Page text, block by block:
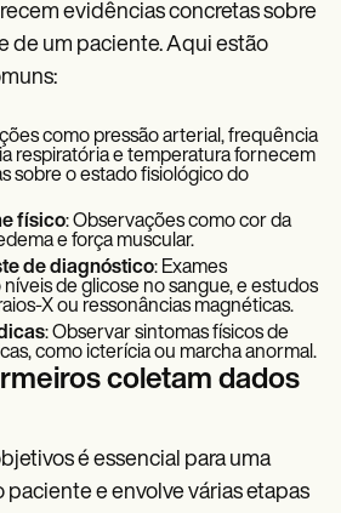
evidências concretas sobre
de um paciente. Aqui estão
como pressão arterial, frequência
respiratória e temperatura fornecem
sobre o estado fisiológico do
físico: Observações como cor da
e força muscular.
de diagnóstico: Exames
de glicose no sangue, e estudos
X ou ressonâncias magnéticas.
: Observar sintomas físicos de
como icterícia ou marcha anormal.
coletam dados
é essencial para uma
paciente e envolve várias etapas